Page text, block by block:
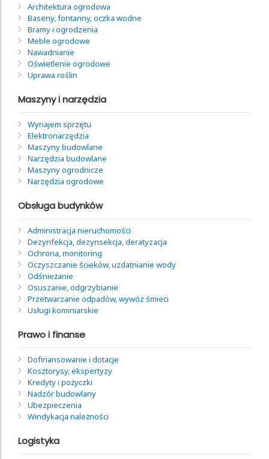
Architektura ogrodowa
Baseny, fontanny, oczka wodne
Bramy i ogrodzenia
Meble ogrodowe
Nawadnianie
Oświetlenie ogrodowe
Uprawa roślin
Maszyny i narzędzia
Wynajem sprzętu
Elektronarzędzia
Maszyny budowlane
Narzędzia budowlane
Maszyny ogrodnicze
Narzędzia ogrodowe
Obsługa budynków
Administracja nieruchomości
Dezynfekcja, dezynsekcja, deratyzacja
Ochrona, monitoring
Oczyszczanie ścieków, uzdatnianie wody
Odśnieżanie
Osuszanie, odgrzybianie
Przetwarzanie odpadów, wywóz śmieci
Usługi kominiarskie
Prawo i finanse
Dofinansowanie i dotacje
Kosztorysy, ekspertyzy
Kredyty i pożyczki
Nadzór budowlany
Ubezpieczenia
Windykacja należności
Logistyka